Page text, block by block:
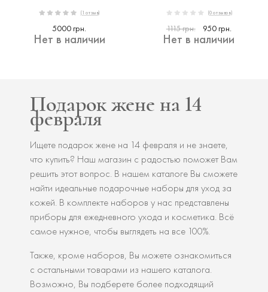
(1 отзыв)
5000 грн.
Нет в наличии
(0 отзывов)
1115 грн. 950 грн.
Нет в наличии
Подарок жене на 14
февраля
Ищете подарок жене на 14 февраля и не знаете,
что купить? Наш магазин с радостью поможет Вам
решить этот вопрос. В нашем каталоге Вы сможете
найти идеальные подарочные наборы для уход за
кожей. В комплекте наборов у нас представлены
приборы для ежедневного ухода и косметика. Всё
самое нужное, чтобы выглядеть на все 100%.
Также, кроме наборов, Вы можете ознакомиться
с остальными товарами из нашего каталога.
Возможно, Вы подберете более подходящий